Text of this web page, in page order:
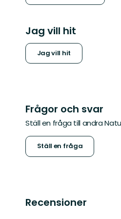
Jag vill hit
Jag vill hit
Frågor och svar
Ställ en fråga till andra
Ställ en fråga
Recensioner